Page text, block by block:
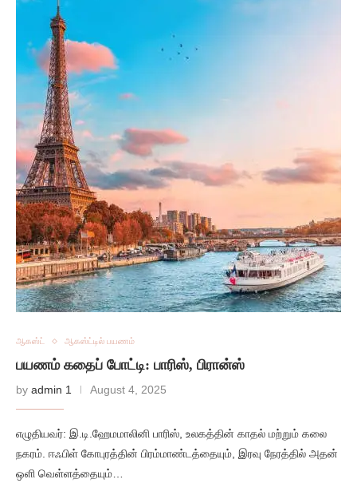
ஆகஸ்ட் ஆகஸ்ட்டில் பயணம்
பயணம் கதைப் போட்டி: பாரிஸ், பிரான்ஸ்
by admin 1 August 4, 2025
எழுதியவர்: இ.டி.ஹேமமாலினி பாரிஸ், உலகத்தின் காதல் மற்றும் கலை
நகரம். ஈஃபிள் கோபுரத்தின் பிரம்மாண்டத்தையும், இரவு நேரத்தில் அதன்
ஒளி வெள்ளத்தையும்…